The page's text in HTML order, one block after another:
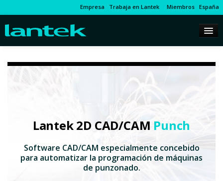
Empresa Trabaja en Lantek Miembros España
Lantek 2D CAD/CAM Punch
Software CAD/CAM especialmente concebido
para automatizar la programación de máquinas
de punzonado.